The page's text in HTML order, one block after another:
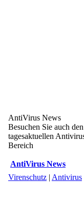
AntiVirus News
Besuchen Sie auch den
tagesaktuellen
Bereich
AntiVirus News
Virenschutz | Antivirus